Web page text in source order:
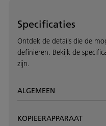
Specificaties
Ontdek de details die de
definiëren. Bekijk de
zijn.
ALGEMEEN
KOPIEERAPPARAAT